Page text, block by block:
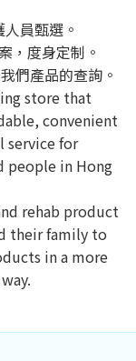
員甄選。
，度身定制。
們產品的查詢。
store that
convenient
service for
people in Hong
rehab product
their family to
in a more